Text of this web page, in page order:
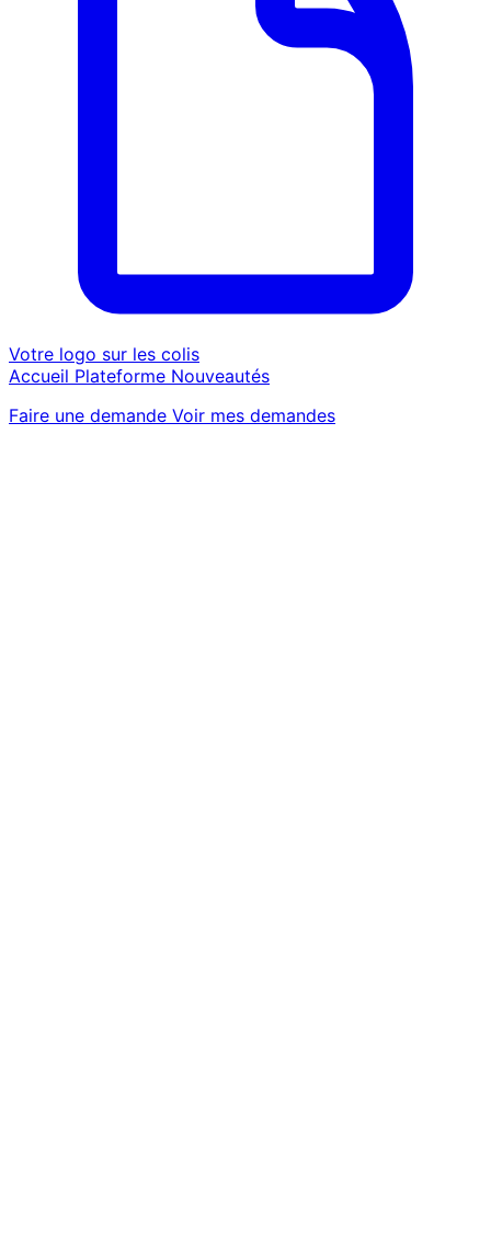
Votre logo sur les colis
Accueil Plateforme Nouveautés
Faire une demande Voir mes demandes